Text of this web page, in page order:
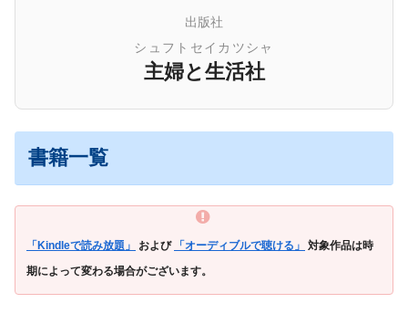
出版社
シュフトセイカツシャ
主婦と生活社
書籍一覧
「Kindleで読み放題」 および 「オーディブルで聴ける」
対象作品は時
期によって変わる場合がございます。